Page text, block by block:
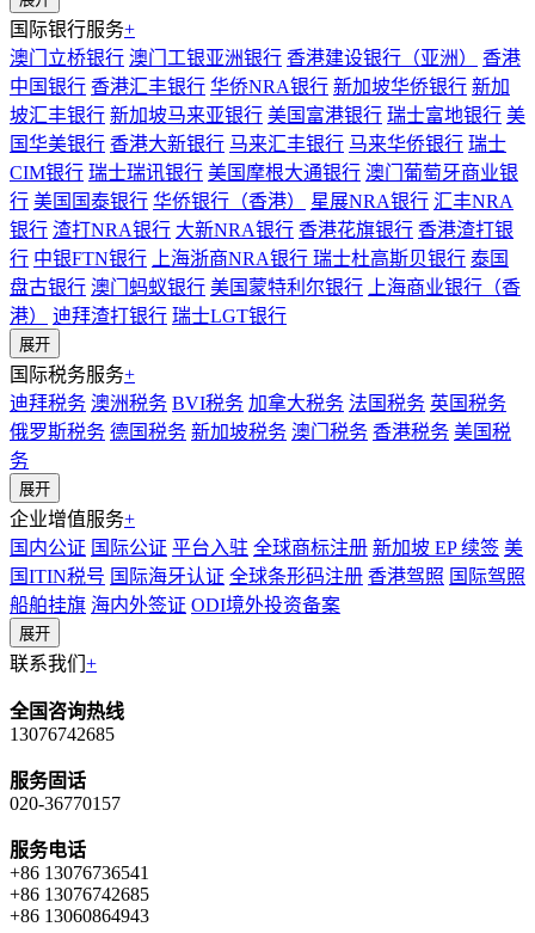
国际银行服务+
澳门立桥银行 澳门工银亚洲银行 香港建设银行（亚洲）
香港
中国银行 香港汇丰银行 华侨NRA银行 新加坡华侨银行 新加
坡汇丰银行 新加坡马来亚银行 美国富港银行 瑞士富地银行 美
国华美银行 香港大新银行 马来汇丰银行 马来华侨银行 瑞士
CIM银行 瑞士瑞讯银行 美国摩根大通银行 澳门葡萄牙商业银
行 美国国泰银行 华侨银行（香港） 星展NRA银行 汇丰NRA
银行 渣打NRA银行 大新NRA银行 香港花旗银行 香港渣打银
行 中银FTN银行 上海浙商NRA银行 瑞士杜高斯贝银行 泰国
盘古银行 澳门蚂蚁银行 美国蒙特利尔银行
上海商业银行（香
港）
迪拜渣打银行 瑞士LGT银行
展开
国际税务服务+
迪拜税务 澳洲税务 BVI税务 加拿大税务 法国税务 英国税务
俄罗斯税务 德国税务 新加坡税务 澳门税务 香港税务 美国税
务
展开
企业增值服务+
国内公证 国际公证 平台入驻 全球商标注册 新加坡 EP 续签 美
国ITIN税号 国际海牙认证 全球条形码注册 香港驾照 国际驾照
船舶挂旗 海内外签证 ODI境外投资备案
展开
联系我们 +
全国咨询热线
13076742685
服务固话
020-36770157
服务电话
+86 13076736541
+86 13076742685
+86 13060864943